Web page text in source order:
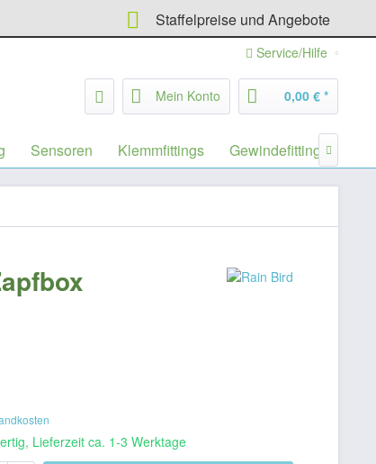
Staffelpreise und Angebote
Service/Hilfe
Mein Konto 0,00 € *
Sensoren Klemmfittings Gewindefittings
Lieferzeit ca. 1-3 Werktage